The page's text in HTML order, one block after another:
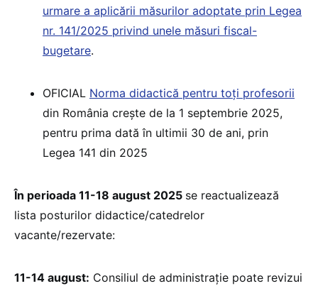
urmare a aplicării măsurilor adoptate prin Legea
nr. 141/2025 privind unele măsuri fiscal-
bugetare.
OFICIAL Norma didactică pentru toți profesorii
din România crește de la 1 septembrie 2025,
pentru prima dată în ultimii 30 de ani, prin
Legea 141 din 2025
În perioada 11-18 august 2025 se reactualizează
lista posturilor didactice/catedrelor
vacante/rezervate:
11-14 august: Consiliul de administrație poate revizui